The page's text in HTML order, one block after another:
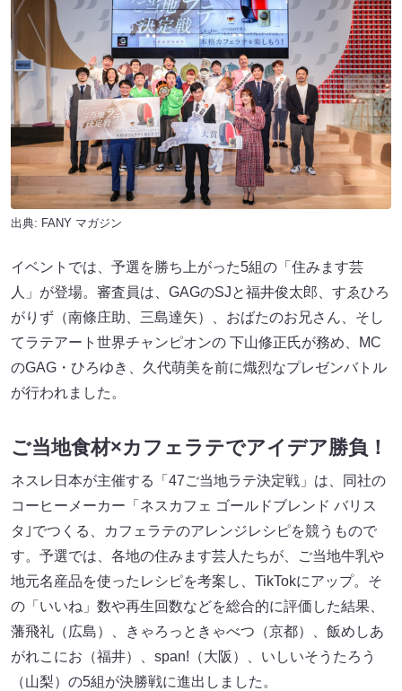
出典: FANY マガジン
イベントでは、予選を勝ち上がった5組の「住みます芸
人」が登場。審査員は、GAGのSJと福井俊太郎、すゑひろ
がりず（南條庄助、三島達矢）、おばたのお兄さん、そし
てラテアート世界チャンピオンの 下山修正氏が務め、MC
のGAG・ひろゆき、久代萌美を前に熾烈なプレゼンバトル
が行われました。
ご当地食材×カフェラテでアイデア勝負！
ネスレ日本が主催する「47ご当地ラテ決定戦」は、同社の
コーヒーメーカー「ネスカフェ ゴールドブレンド バリス
タ｣でつくる、カフェラテのアレンジレシピを競うもので
す。予選では、各地の住みます芸人たちが、ご当地牛乳や
地元名産品を使ったレシピを考案し、TikTokにアップ。そ
の「いいね」数や再生回数などを総合的に評価した結果、
藩飛礼（広島）、きゃろっときゃべつ（京都）、飯めしあ
がれこにお（福井）、span!（大阪）、いしいそうたろう
（山梨）の5組が決勝戦に進出しました。